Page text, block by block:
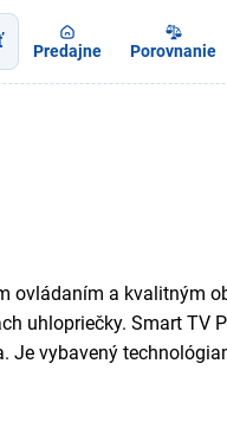
Predajne Porovnanie
ovládaním a kvalitným
uhlopriečky. Smart TV
vybavený